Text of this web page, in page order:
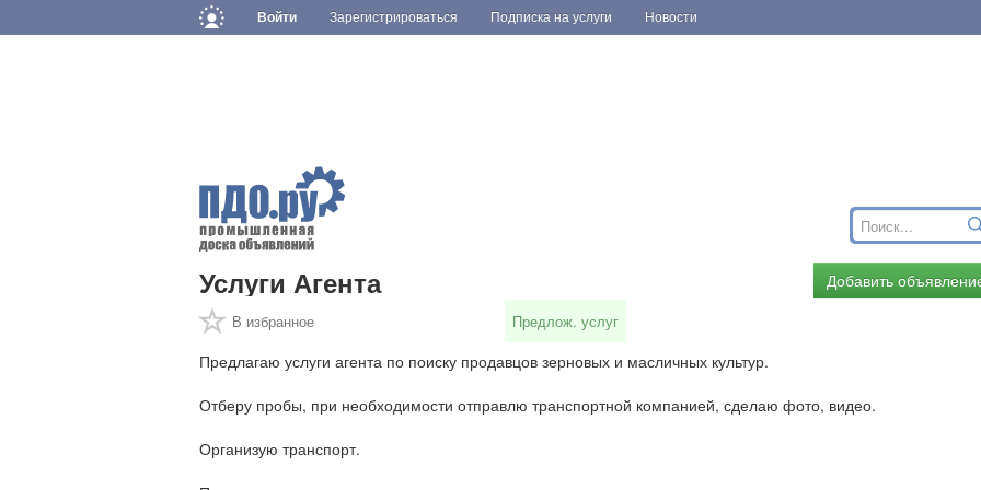
Войти Зарегистрироваться Подписка на услуги Новости
Услуги Агента Добавить
В избранное Предлож. услуг
Предлагаю услуги агента по поиску продавцов зерновых и масличных культур.
Отберу пробы, при необходимости отправлю транспортной компанией, сделаю фото, видео.
Организую транспорт.